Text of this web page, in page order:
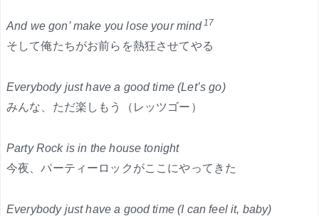
And we gon’ make you lose your mind17
そして俺たちがお前らを熱狂させてやる
Everybody just have a good time (Let’s go)
みんな、ただ楽しもう（レッツゴー）
Party Rock is in the house tonight
今夜、パーティーロックがここにやってきた
Everybody just have a good time (I can feel it, baby)